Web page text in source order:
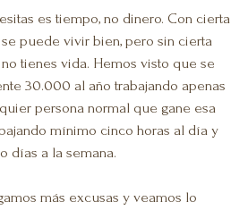
es tiempo, no dinero. Con cierta
puede vivir bien, pero sin cierta
tienes vida. Hemos visto que se
30.000 al año trabajando apenas
persona normal que gane esa
mínimo cinco horas al día y
días a la semana.
más excusas y veamos lo